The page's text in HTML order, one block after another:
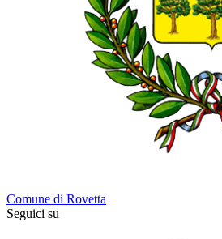
Comune di Rovetta
Seguici su